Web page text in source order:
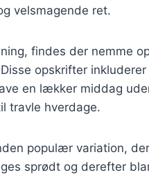
velsmagende ret.
findes der nemme
opskrifter
en lækker middag
travle hverdage.
populær variation,
sprødt og derefter